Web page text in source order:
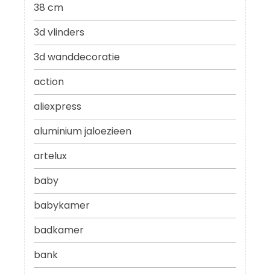
38 cm
3d vlinders
3d wanddecoratie
action
aliexpress
aluminium jaloezieen
artelux
baby
babykamer
badkamer
bank